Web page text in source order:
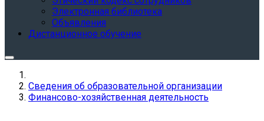
Электронная библиотека
Объявления
Дистанционное обучение
Сведения об образовательной организации
Финансово-хозяйственная деятельность